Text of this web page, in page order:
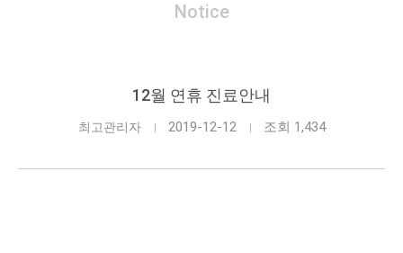
Notice
12월 연휴 진료안내
최고관리자 2019-12-12 조회 1,434